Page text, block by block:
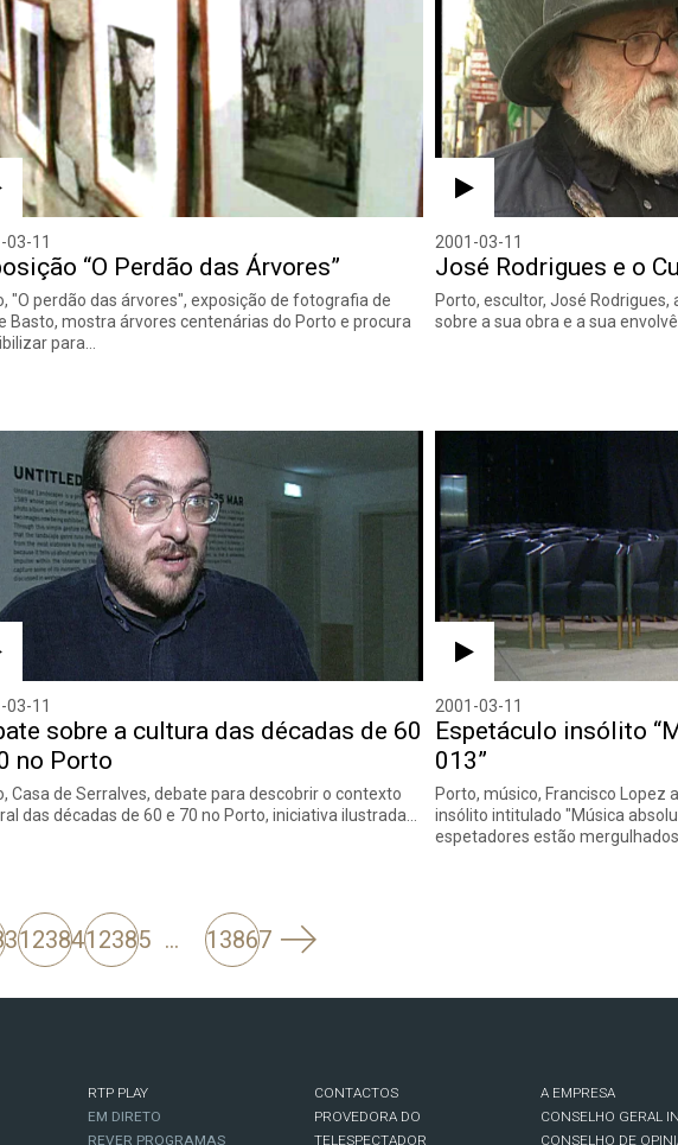
03-11
“O Perdão das Árvores”
"O perdão das árvores", exposição de fotografia de
Basto, mostra árvores centenárias do Porto e procura
para…
2001-03-11
José Rodrigues e o
Porto, escultor, José
sobre a sua obra e a sua
03-11
sobre a cultura das décadas de 60
no Porto
Casa de Serralves, debate para descobrir o contexto
das décadas de 60 e 70 no Porto, iniciativa ilustrada…
2001-03-11
Espetáculo insólito
013”
Porto, músico, Francisco Lopez
insólito intitulado "Música
espetadores estão mergulhados
1238412385 … 13867 Seguinte
RTP PLAY
EM DIRETO
REVER PROGRAMAS
CONTACTOS
PROVEDORA DO
TELESPECTADOR
A EMPRESA
CONSELHO GERAL
CONSELHO DE